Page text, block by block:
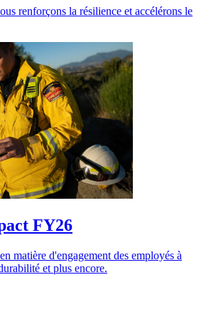
renforçons la résilience et accélérons le
FY26
matière d'engagement des employés à
et plus encore.